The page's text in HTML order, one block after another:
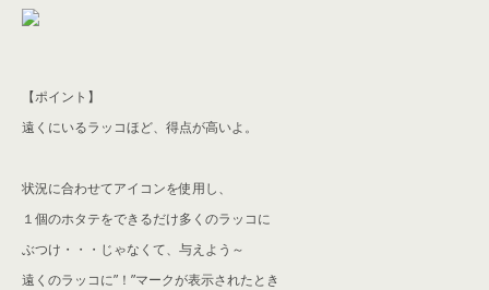
【ポイント】
遠くにいるラッコほど、得点が高いよ。
状況に合わせてアイコンを使用し、
１個のホタテをできるだけ多くのラッコに
ぶつけ・・・じゃなくて、与えよう～
遠くのラッコに”！”マークが表示されたとき